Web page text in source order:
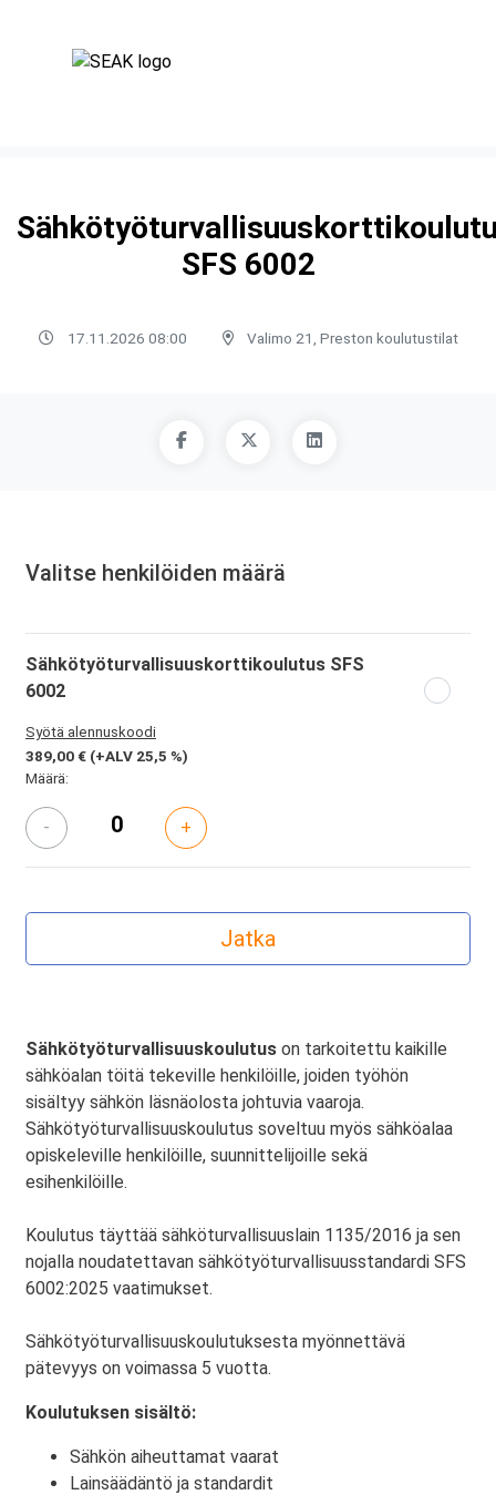
SFS 6002
17.11.2026 08:00 Valimo 21, Preston koulutustilat
Valitse henkilöiden määrä
Sähkötyöturvallisuuskorttikoulutus SFS
6002
Syötä alennuskoodi
389,00 € (+ALV 25,5 %)
Määrä:
- +
Sähkötyöturvallisuuskoulutus on tarkoitettu kaikille
sähköalan töitä tekeville henkilöille, joiden työhön
sisältyy sähkön läsnäolosta johtuvia vaaroja.
Sähkötyöturvallisuuskoulutus soveltuu myös sähköalaa
opiskeleville henkilöille, suunnittelijoille sekä
esihenkilöille.
Koulutus täyttää sähköturvallisuuslain 1135/2016 ja sen
nojalla noudatettavan sähkötyöturvallisuusstandardi SFS
6002:2025 vaatimukset.
Sähkötyöturvallisuuskoulutuksesta myönnettävä
pätevyys on voimassa 5 vuotta.
Koulutuksen sisältö:
Sähkön aiheuttamat vaarat
Lainsäädäntö ja standardit